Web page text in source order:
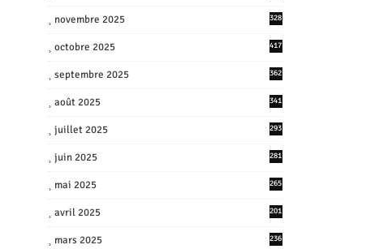
novembre 2025 328
octobre 2025 417
septembre 2025 362
août 2025 341
juillet 2025 293
juin 2025 281
mai 2025 265
avril 2025 201
mars 2025 236